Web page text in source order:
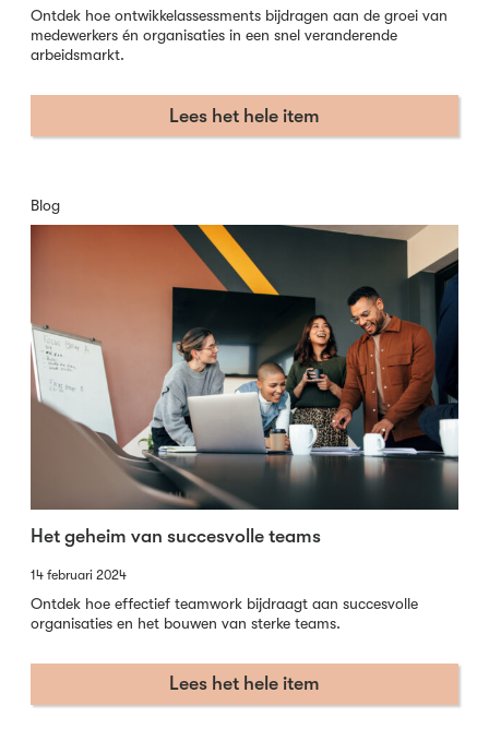
Ontdek hoe ontwikkelassessments bijdragen aan de groei van
medewerkers én organisaties in een snel veranderende
arbeidsmarkt.
Lees het hele item
Blog
Het geheim van succesvolle teams
14 februari 2024
Ontdek hoe effectief teamwork bijdraagt aan succesvolle
organisaties en het bouwen van sterke teams.
Lees het hele item